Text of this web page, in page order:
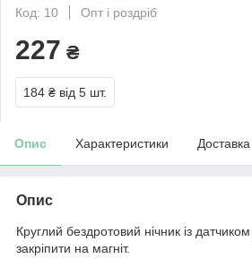
Код: 10
Опт і роздріб
227 ₴
184 ₴ від 5 шт.
Опис Характеристики Доставка
Опис
Круглий бездротовий нічник із
закріпити на магніт.